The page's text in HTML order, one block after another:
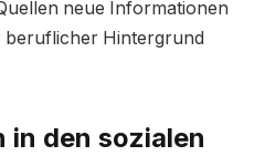
neue Informationen
Hintergrund
in den sozialen